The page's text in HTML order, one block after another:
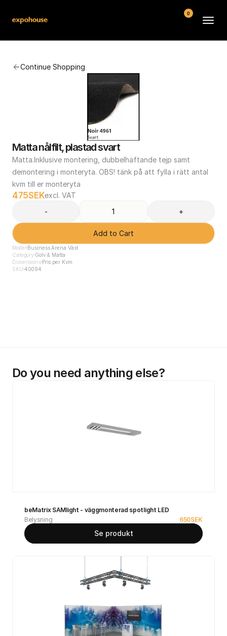
Continue Shopping
Matta nålfilt, plastad svart
Matta.Inklusive montering, dubbelhäftande tejp samt
demontering i monteryta. OBS! tänk på att fylla i rätt antal
kvm till er monteryta
475SEKexcl. VAT
-
+
Add to Cart
Model Business Arena Väst
Category Golv & Matta
DimensionsPris per Kvm
SKU 40094
Do you need anything else?
beMatrix SAMlight - väggmonterad spotlight LED
Belysning
650SEK
Se produkt
FAQ
Contact
Conditions
0